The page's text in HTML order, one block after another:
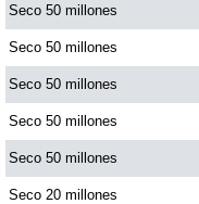
Paisita Día
Paisita Noche
Paisita 3
Seco 50 millones
Seco 50 millones
Seco 50 millones
Seco 50 millones
Seco 50 millones
Seco 20 millones